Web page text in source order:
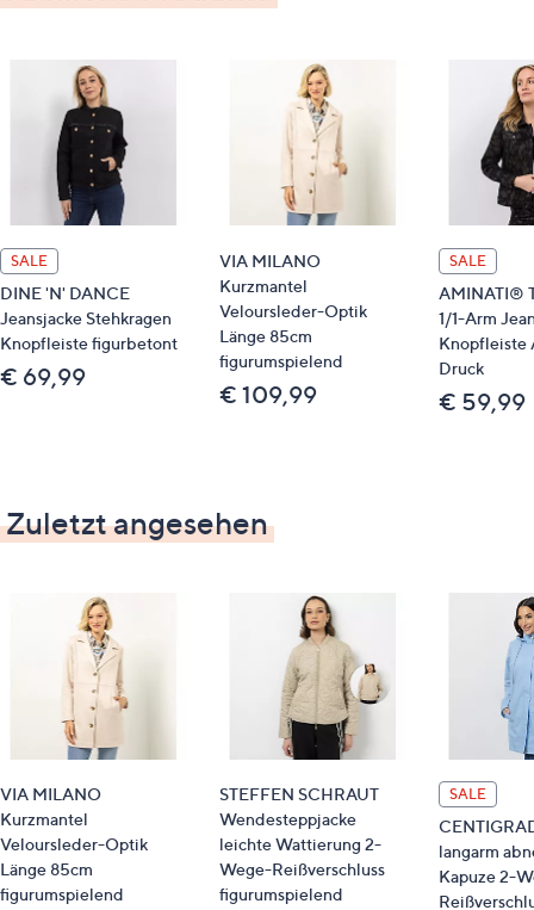
Schonwäsche 30°
SALE
DINE 'N' DANCE
Jeansjacke Stehkragen
Knopfleiste figurbetont
€ 69,99
VIA MILANO
Kurzmantel
Veloursleder-Optik
Länge 85cm
figurumspielend
€ 109,99
SALE
AMINATI®
1/1-Arm
Knopfleiste
Druck
€ 59,99
Zuletzt angesehen
VIA MILANO
Kurzmantel
Veloursleder-Optik
Länge 85cm
figurumspielend
STEFFEN SCHRAUT
Wendesteppjacke
leichte Wattierung 2-
Wege-Reißverschluss
figurumspielend
SALE
langarm
Kapuze 2-